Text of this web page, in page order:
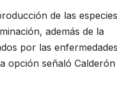
de las especies
además de la
por las
opción señaló Calderón